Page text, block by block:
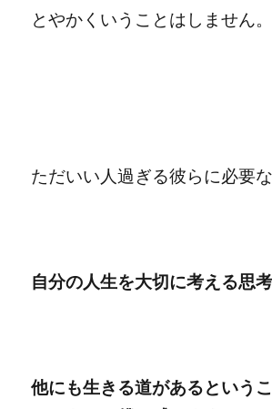
とやかくいうことはしません。
ただいい人過ぎる彼らに必要
自分の人生を大切に考える思
他にも生きる道があるという